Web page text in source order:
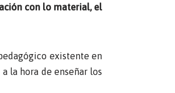
con lo material, el
existente en
la hora de enseñar los